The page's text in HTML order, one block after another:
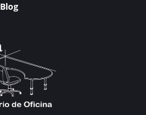
Blog